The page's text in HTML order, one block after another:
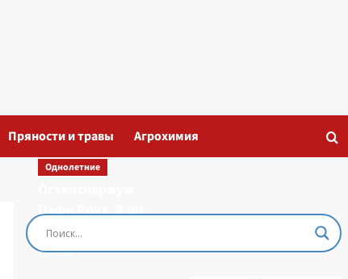
Пряности и травы Агрохимия
Однолетние
Пэшн Роуз, 3 шт
семян (Лучшая
цена)